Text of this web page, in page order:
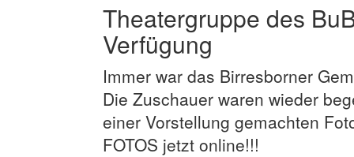
Theatergruppe des
Verfügung
Immer war das Birresborner
Die Zuschauer waren wieder
einer Vorstellung gemachten
FOTOS jetzt online!!!